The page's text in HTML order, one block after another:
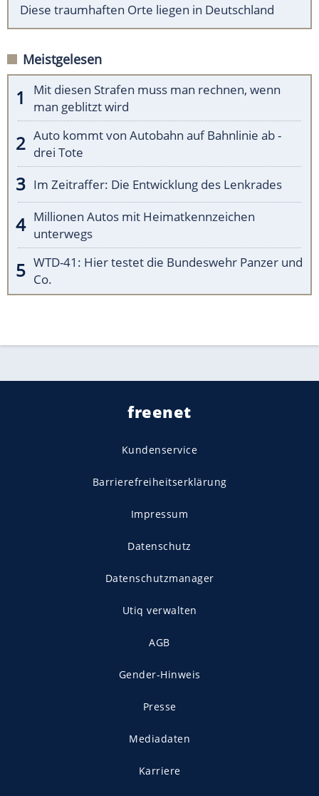
Diese traumhaften Orte liegen in Deutschland
Meistgelesen
Mit diesen Strafen muss man rechnen, wenn
man geblitzt wird
Auto kommt von Autobahn auf Bahnlinie ab -
drei Tote
Im Zeitraffer: Die Entwicklung des Lenkrades
Millionen Autos mit Heimatkennzeichen
unterwegs
WTD-41: Hier testet die Bundeswehr Panzer und
Co.
freenet
Kundenservice
Barrierefreiheitserklärung
Impressum
Datenschutz
Datenschutzmanager
Utiq verwalten
AGB
Gender-Hinweis
Presse
Mediadaten
Karriere